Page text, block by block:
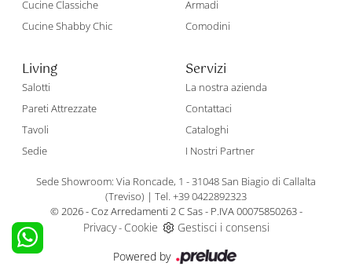
Cucine Classiche
Cucine Shabby Chic
Armadi
Comodini
Living
Salotti
Pareti Attrezzate
Tavoli
Sedie
Servizi
La nostra azienda
Contattaci
Cataloghi
I Nostri Partner
Sede Showroom: Via Roncade, 1 - 31048 San Biagio di Callalta
(Treviso) | Tel. +39 0422892323
© 2026 - Coz Arredamenti 2 C Sas - P.IVA 00075850263 -
Privacy- Cookie
Gestisci i consensi
Powered by